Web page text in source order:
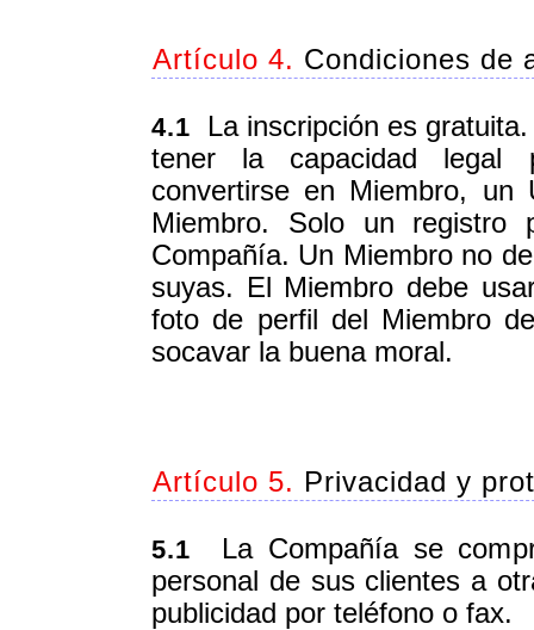
Artículo 4. Condiciones de
4.1 La inscripción es
tener la capacidad legal
convertirse en Miembro, un
Miembro. Solo un registro
Compañía. Un Miembro no
suyas. El Miembro debe
foto de perfil del Miembro
socavar la buena moral.
Artículo 5. Privacidad y
5.1 La Compañía se
personal de sus clientes a
publicidad por teléfono o fax.